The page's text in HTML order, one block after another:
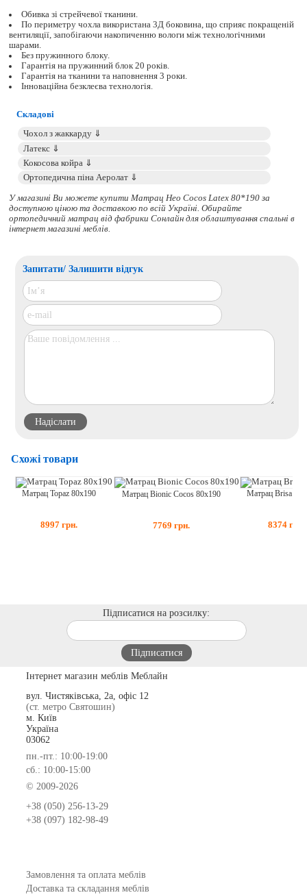
Обивка зі стрейчевої тканини.
По периметру чохла використана 3Д боковина, що сприяє покращеній
вентиляції, запобігаючи накопиченню вологи між технологічними
шарами.
Без пружинного блоку.
Гарантія на пружинний блок 20 років.
Гарантія на тканини та наповнення 3 роки.
Інноваційна безклеєва технологія.
Складові
У магазині Ви можете купити Матрац Нео Cocos Latex 80*190 за
доступною ціною та доставкою по всій Україні. Обирайте
ортопедичний матрацвід фабрики Сонлайн для облаштування спальні в
інтернет магазині меблів.
Запитати/ Залишити відгук
Схожі товари
Матрац Topaz 80x190
8997 грн.
Матрац Bionic Cocos 80x190
7769 грн.
Матрац Brisa
8374 грн.
Підписатися на розсилку:
Інтернет магазин меблів Меблайн
вул. Чистяківська, 2а, офіс 12
(ст. метро Святошин)
м. Київ
Україна
03062
пн.-пт.: 10:00-19:00
сб.: 10:00-15:00
© 2009-2026
+38 (050) 256-13-29
+38 (097) 182-98-49
Замовлення та оплата меблів
Доставка та складання меблів